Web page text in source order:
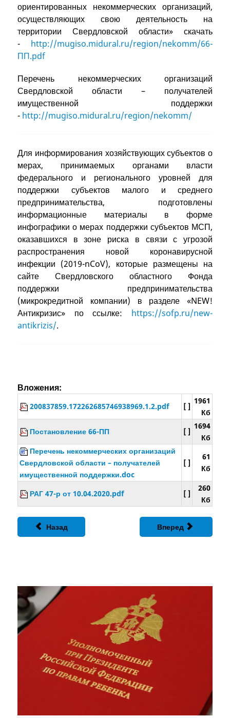
ориентированных некоммерческих организаций,
осуществляющих свою деятельность на
территории Свердловской области» скачать
- http://mugiso.midural.ru/region/nekomm/66-
ПП.pdf
Перечень некоммерческих организаций
Свердловской области – получателей
имущественной поддержки
- http://mugiso.midural.ru/region/nekomm/
Для информирования хозяйствующих субъектов о
мерах, принимаемых органами власти
федерального и регионального уровней для
поддержки субъектов малого и среднего
предпринимательства, подготовлены
информационные материалы в форме
инфографики о мерах поддержки субъектов МСП,
оказавшихся в зоне риска в связи с угрозой
распространения новой коронавирусной
инфекции (2019-nCoV), которые размещены на
сайте Свердловского областного Фонда
поддержки предпринимательства
(микрокредитной компании) в разделе «NEW!
Антикризис» по ссылке: https://sofp.ru/new-
antikrizis/.
Вложения:
200837859.172262685746938969.1.2.pdf [ ]
1961
Кб
Постановление 66-ПП
[ ]
1694
Кб
Перечень некоммерческих организаций
Свердловской области – получателей
имущественной поддержки.doc
[ ]
61
Кб
РАГ 47-р от 10.04.2020.pdf [ ]
260
Кб
Назад Вперед